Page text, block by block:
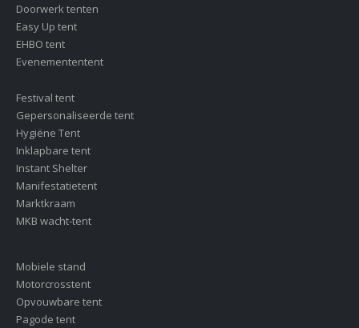
Doorwerk tenten
Easy Up tent
EHBO tent
Evenemententent
Festival tent
Gepersonaliseerde tent
Hygiëne Tent
Inklapbare tent
Instant Shelter
Manifestatietent
Marktkraam
MKB wacht-tent
Mobiele stand
Motorcrosstent
Opvouwbare tent
Pagode tent